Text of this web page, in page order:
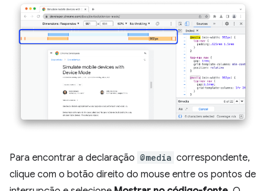
Para encontrar a declaração @media correspondente,
clique com o botão direito do mouse entre os pontos de